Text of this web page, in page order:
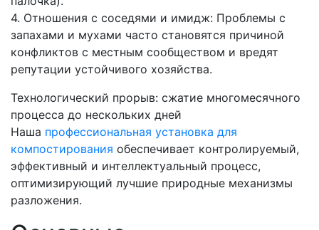
4. Отношения с соседями и имидж: Проблемы с
запахами и мухами часто становятся причиной
конфликтов с местным сообществом и вредят
репутации устойчивого хозяйства.
Технологический прорыв: сжатие многомесячного
процесса до нескольких дней
Наша профессиональная установка для
компостирования обеспечивает контролируемый,
эффективный и интеллектуальный процесс,
оптимизирующий лучшие природные механизмы
разложения.